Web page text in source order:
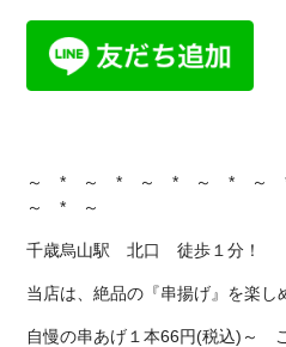
～ * ～ * ～ * ～ *
～ * ～
千歳烏山駅 北口 徒歩１分！
当店は、絶品の『串揚げ』を楽し
自慢の串あげ１本66円(税込)～